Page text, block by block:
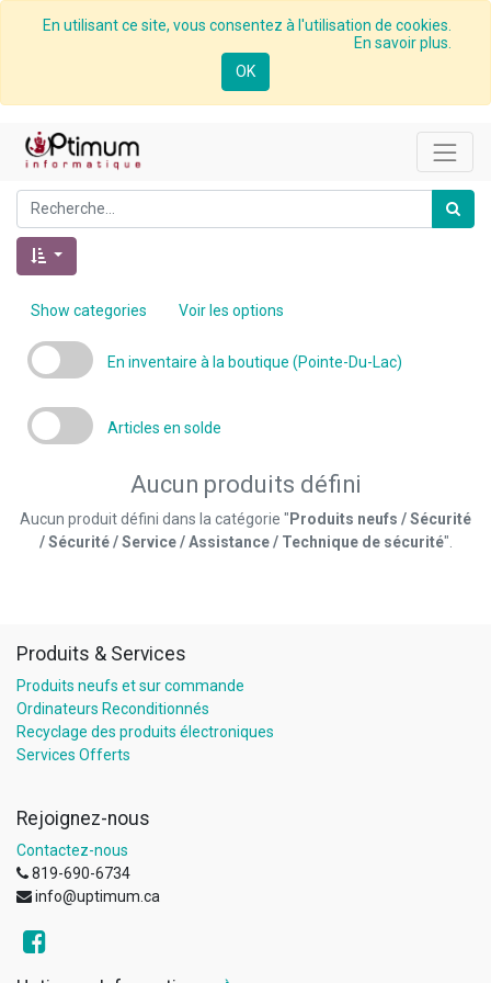
En utilisant ce site, vous consentez à l'utilisation de cookies.
En savoir plus.
OK
Show categories Voir les options
En inventaire à la boutique (Pointe-Du-Lac)
Articles en solde
Aucun produits défini
Aucun produit défini dans la catégorie " Produits neufs / Sécurité
/ Sécurité / Service / Assistance / Technique de sécurité".
Produits & Services
Produits neufs et sur commande
Ordinateurs Reconditionnés
Recyclage des produits électroniques
Services Offerts
Rejoignez-nous
Contactez-nous
819-690-6734
info@uptimum.ca